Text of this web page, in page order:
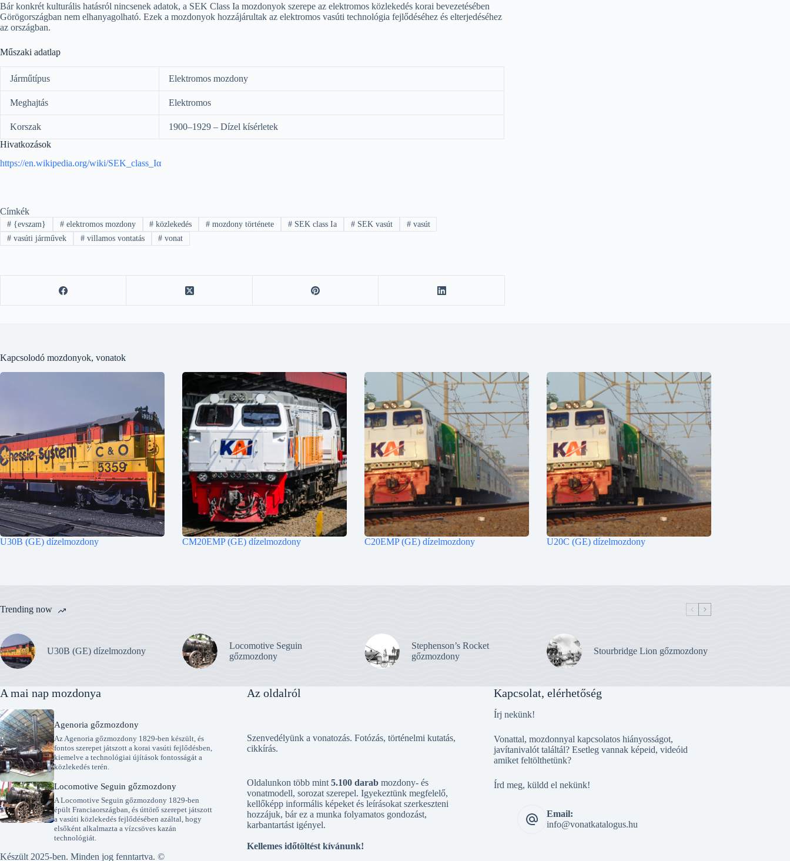
Bár konkrét kulturális hatásról nincsenek adatok, a SEK Class Ia mozdonyok szerepe az elektromos közlekedés korai bevezetésében
Görögországban nem elhanyagolható. Ezek a mozdonyok hozzájárultak az elektromos vasúti technológia fejlődéséhez és elterjedéséhez
az országban.
Műszaki adatlap
Járműtípus Elektromos mozdony
Meghajtás Elektromos
Korszak
1900–1929 – Dízel kísérletek
Hivatkozások
https://en.wikipedia.org/wiki/SEK_class_Ια
Címkék
#{evszam} #elektromos mozdony # közlekedés # mozdony története # SEK class Ia #SEK vasút #vasút
#vasúti járművek #villamos vontatás # vonat
Kapcsolodó mozdonyok, vonatok
U30B (GE) dízelmozdony CM20EMP (GE) dízelmozdony C20EMP (GE) dízelmozdony U20C (GE) dízelmozdony
Trending now
U30B (GE) dízelmozdony
Locomotive Seguin
gőzmozdony
Stephenson’s Rocket
gőzmozdony
Stourbridge Lion gőzmozdony
A mai nap mozdonya
Agenoria gőzmozdony
Az Agenoria gőzmozdony 1829-ben készült, és
fontos szerepet játszott a korai vasúti fejlődésben,
kiemelve a technológiai újítások fontosságát a
közlekedés terén.
Locomotive Seguin gőzmozdony
A Locomotive Seguin gőzmozdony 1829-ben
épült Franciaországban, és úttörő szerepet játszott
a vasúti közlekedés fejlődésében azáltal, hogy
elsőként alkalmazta a vízcsöves kazán
technológiát.
Az oldalról
Szenvedélyünk a vonatozás. Fotózás, történelmi kutatás,
cikkírás.
Oldalunkon több mint 5.100 darabmozdony- és
vonatmodell, sorozat szerepel. Igyekeztünk megfelelő,
kellőképp informális képeket és leírásokat szerkeszteni
hozzájuk, bár ez a munka folyamatos gondozást,
karbantartást igényel.
Kellemes időtöltést kívánunk!
Kapcsolat, elérhetőség
Írj nekünk!
Vonattal, mozdonnyal kapcsolatos hiányosságot,
javítanivalót találtál? Esetleg vannak képeid, videóid
amiket feltölthetünk?
Írd meg, küldd el nekünk!
Email:
info@vonatkatalogus.hu
Készült 2025-ben. Minden jog fenntartva. ©